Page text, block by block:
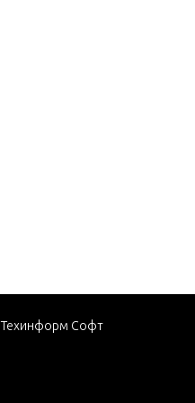
Техинформ Софт